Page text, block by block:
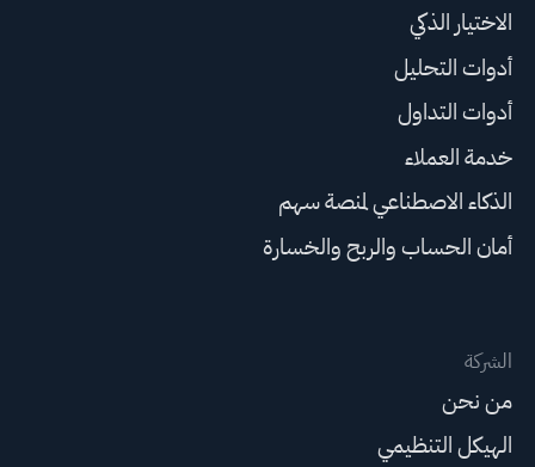
الاختيار الذكي
أدوات التحليل
أدوات التداول
خدمة العملاء
الذكاء الاصطناعي لمنصة سهم
أمان الحساب والربح والخسارة
الشركة
من نحن
الهيكل التنظيمي